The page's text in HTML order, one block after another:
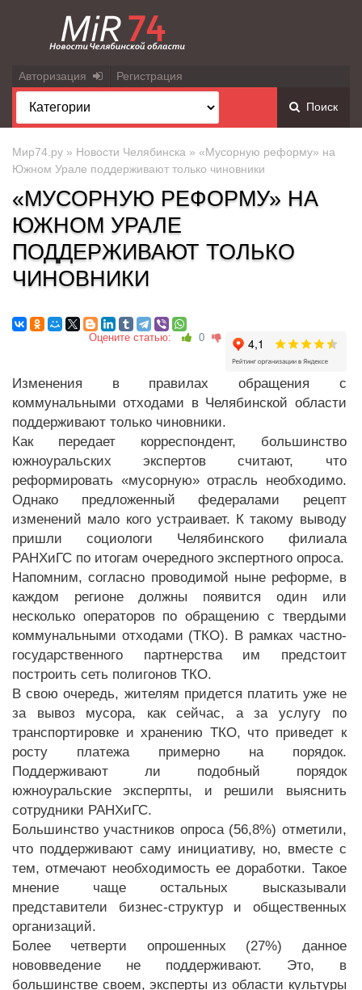
Авторизация Регистрация
Поиск
Мир74.ру » Новости Челябинска » «Мусорную реформу» на
Южном Урале поддерживают только чиновники
«МУСОРНУЮ РЕФОРМУ» НА
ЮЖНОМ УРАЛЕ
ПОДДЕРЖИВАЮТ ТОЛЬКО
ЧИНОВНИКИ
Оцените статью: 0
Изменения в правилах обращения с
коммунальными отходами в Челябинской области
поддерживают только чиновники.
Как передает корреспондент, большинство
южноуральских экспертов считают, что
реформировать «мусорную» отрасль необходимо.
Однако предложенный федералами рецепт
изменений мало кого устраивает. К такому выводу
пришли социологи Челябинского филиала
РАНХиГС по итогам очередного экспертного опроса.
Напомним, согласно проводимой ныне реформе, в
каждом регионе должны появится один или
несколько операторов по обращению с твердыми
коммунальными отходами (ТКО). В рамках частно-
государственного партнерства им предстоит
построить сеть полигонов ТКО.
В свою очередь, жителям придется платить уже не
за вывоз мусора, как сейчас, а за услугу по
транспортировке и хранению ТКО, что приведет к
росту платежа примерно на порядок.
Поддерживают ли подобный порядок
южноуральские эксперпты, и решили выяснить
сотрудники РАНХиГС.
Большинство участников опроса (56,8%) отметили,
что поддерживают саму инициативу, но, вместе с
тем, отмечают необходимость ее доработки. Такое
мнение чаще остальных высказывали
представители бизнес-структур и общественных
организаций.
Более четверти опрошенных (27%) данное
нововведение не поддерживают. Это, в
большинстве своем, эксперты из области культуры